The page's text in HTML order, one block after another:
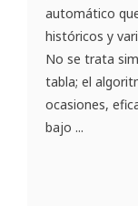
automático
históricos y
No se trata
tabla; el
ocasiones,
bajo ...